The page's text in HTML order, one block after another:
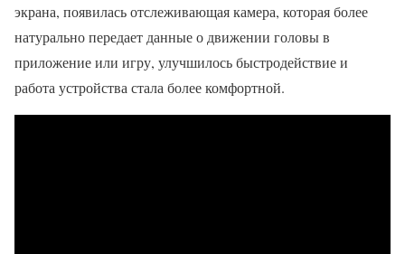
экрана, появилась отслеживающая камера, которая более
натурально передает данные о движении головы в
приложение или игру, улучшилось быстродействие и
работа устройства стала более комфортной.